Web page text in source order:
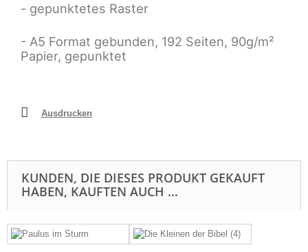
- gepunktetes Raster
- A5 Format gebunden, 192 Seiten, 90g/m²
Papier, gepunktet
Ausdrucken
KUNDEN, DIE DIESES PRODUKT GEKAUFT
HABEN, KAUFTEN AUCH ...